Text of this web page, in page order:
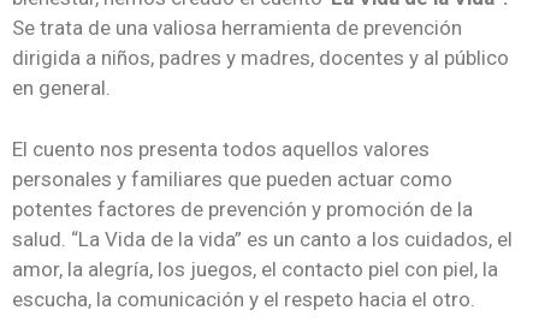
Se trata de una valiosa herramienta de prevención
dirigida a niños, padres y madres, docentes y al público
en general.
El cuento nos presenta todos aquellos valores
personales y familiares que pueden actuar como
potentes factores de prevención y promoción de la
salud. “La Vida de la vida” es un canto a los cuidados, el
amor, la alegría, los juegos, el contacto piel con piel, la
escucha, la comunicación y el respeto hacia el otro.